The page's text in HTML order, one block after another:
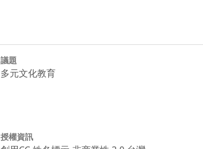
議題
多元文化教育
授權資訊